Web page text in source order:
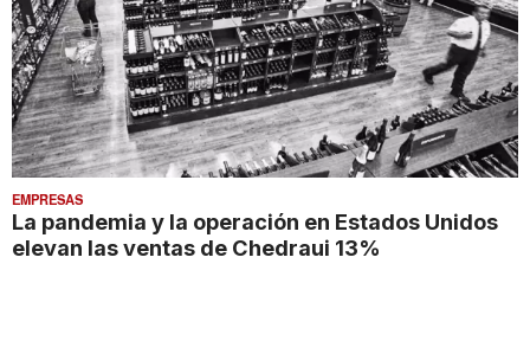
EMPRESAS
La pandemia y la operación en Estados Unidos
elevan las ventas de Chedraui 13%